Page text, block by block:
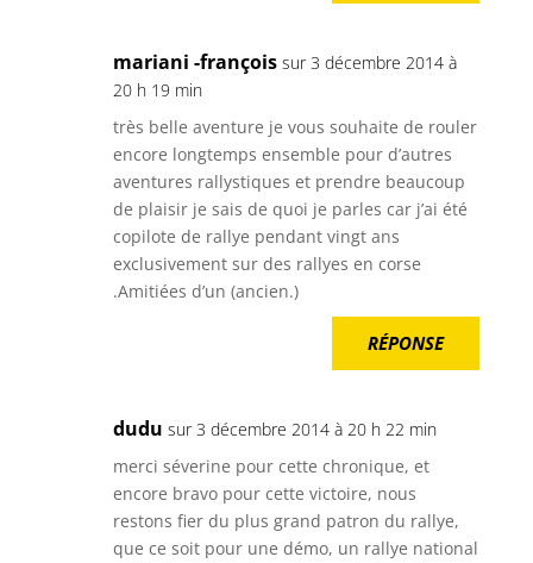
mariani -françois sur 3 décembre 2014 à
20 h 19 min
très belle aventure je vous souhaite de rouler
encore longtemps ensemble pour d’autres
aventures rallystiques et prendre beaucoup
de plaisir je sais de quoi je parles car j’ai été
copilote de rallye pendant vingt ans
exclusivement sur des rallyes en corse
.Amitiées d’un (ancien.)
RÉPONSE
dudu sur 3 décembre 2014 à 20 h 22 min
merci séverine pour cette chronique, et
encore bravo pour cette victoire, nous
restons fier du plus grand patron du rallye,
que ce soit pour une démo, un rallye national